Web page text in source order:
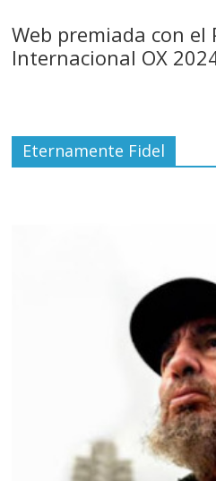
Web premiada con el
Internacional OX
Eternamente Fidel